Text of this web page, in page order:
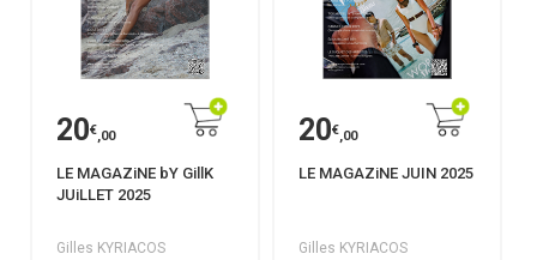
20€,00
LE MAGAZiNE bY GillK
JUiLLET 2025
Gilles KYRIACOS
20€,00
LE MAGAZiNE JUIN 2025
Gilles KYRIACOS